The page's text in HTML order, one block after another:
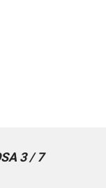
3 / 7